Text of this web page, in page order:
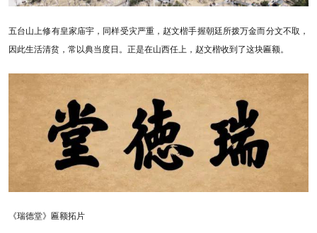
五台山上修有皇家庙宇，同样受灾严重，赵文楷手握朝廷所拨万金而分文不取，
因此生活清贫，常以典当度日。正是在山西任上，赵文楷收到了这块匾额。
《瑞德堂》匾额拓片